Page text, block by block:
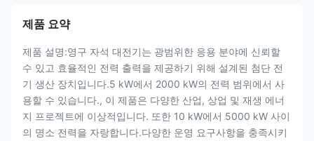
제품 요약
제품 설명:영구 자석 대전기는 광범위한 응용 분야에 신뢰할
수 있고 효율적인 전력 출력을 제공하기 위해 설계된 첨단 전
기 생산 장치입니다.5 kW에서 2000 kW의 전력 범위에서 사
용할 수 있습니다., 이 제품은 다양한 산업, 상업 및 재생 에너
지 프로젝트에 이상적입니다. 또한 10 kW에서 5000 kW 사이
의 명소 전력을 자랑합니다.다양한 운영 요구사항을 충족시키